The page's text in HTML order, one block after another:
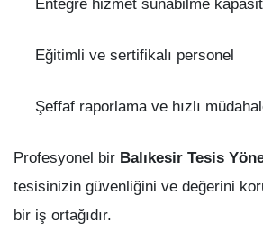
Entegre hizmet sunabilme
Eğitimli ve sertifikalı personel
Şeffaf raporlama ve hızlı
Profesyonel bir Balıkesir Tesis
tesisinizin güvenliğini ve değerini
bir iş ortağıdır.